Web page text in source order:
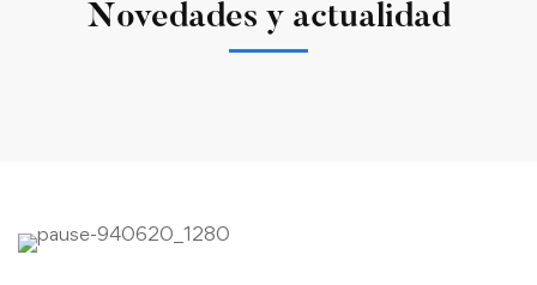
Novedades y actualidad